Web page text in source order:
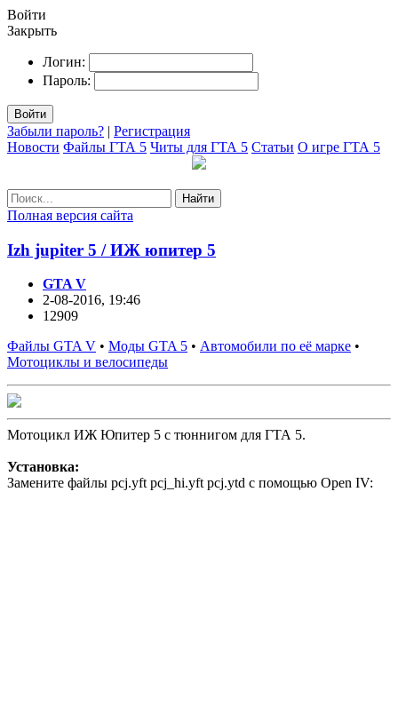
Войти
Закрыть
Логин:
Пароль:
Войти
Забыли пароль? | Регистрация
Новости Файлы ГТА 5 Читы для ГТА 5 Статьи О игре ГТА 5
Найти
Полная версия сайта
Izh jupiter 5 / ИЖ юпитер 5
GTA V
2-08-2016, 19:46
12909
Файлы GTA V • Моды GTA 5 • Автомобили по её марке •
Мотоциклы и велосипеды
Мотоцикл ИЖ Юпитер 5 с тюннигом для ГТА 5.
Установка:
Замените файлы pcj.yft pcj_hi.yft pcj.ytd c помощью Open IV: